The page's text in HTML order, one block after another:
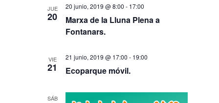
JUE
20
Marxa de la Lluna Plena a
Fontanars.
20 junio, 2019 @ 8:00 - 17:00
VIE
21 Ecoparque móvil.
21 junio, 2019 @ 17:00 - 19:00
SÁB